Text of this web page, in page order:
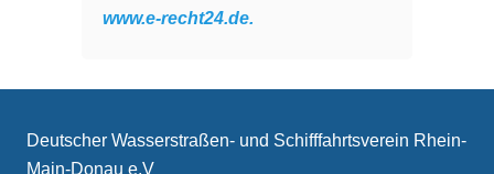
www.e-recht24.de.
Deutscher Wasserstraßen- und Schifffahrtsverein Rhein-
Main-Donau e.V